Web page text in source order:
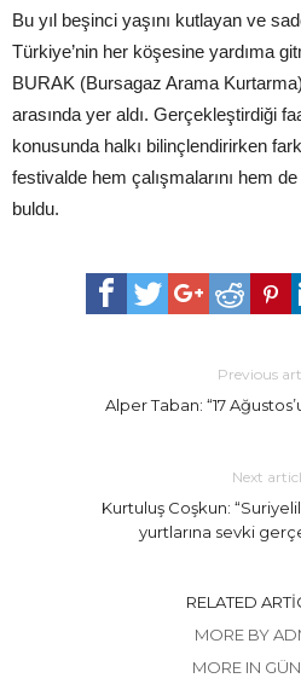
Bu yıl beşinci yaşını kutlayan ve
Türkiye’nin her köşesine yardıma
BURAK (Bursagaz Arama
arasında yer aldı. Gerçekleştirdiği
konusunda halkı bilinçlendirirken
festivalde hem çalışmalarını hem de
buldu.
Previous
Alper Taban: “17
Next
Kurtuluş Coşkun:
yurtlarına sevki
RELATED
MORE BY
MORE IN